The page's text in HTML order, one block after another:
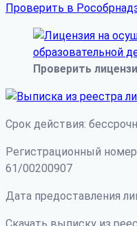
Проверить в
Проверить
Срок действия:
Регистрационный
61/00200907
Дата предоставления